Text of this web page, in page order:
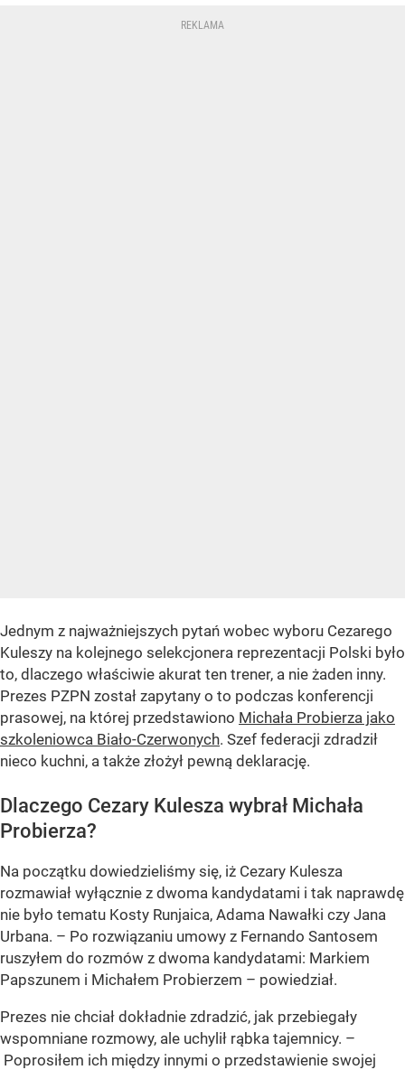
Jednym z najważniejszych pytań wobec wyboru Cezarego
Kuleszy na kolejnego selekcjonera reprezentacji Polski było
to, dlaczego właściwie akurat ten trener, a nie żaden inny.
Prezes PZPN został zapytany o to podczas konferencji
prasowej, na której przedstawiono Michała Probierza jako
szkoleniowca Biało-Czerwonych. Szef federacji zdradził
nieco kuchni, a także złożył pewną deklarację.
Dlaczego Cezary Kulesza wybrał Michała
Probierza?
Na początku dowiedzieliśmy się, iż Cezary Kulesza
rozmawiał wyłącznie z dwoma kandydatami i tak naprawdę
nie było tematu Kosty Runjaica, Adama Nawałki czy Jana
Urbana. – Po rozwiązaniu umowy z Fernando Santosem
ruszyłem do rozmów z dwoma kandydatami: Markiem
Papszunem i Michałem Probierzem – powiedział.
Prezes nie chciał dokładnie zdradzić, jak przebiegały
wspomniane rozmowy, ale uchylił rąbka tajemnicy. –
Poprosiłem ich między innymi o przedstawienie swojej